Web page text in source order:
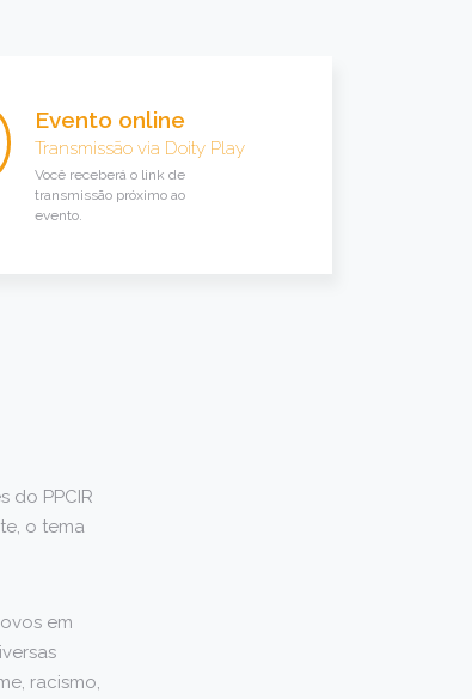
Evento online
Transmissão via Doity Play
Você receberá o link de
transmissão próximo ao
evento.
do PPCIR
o tema
em
racismo,